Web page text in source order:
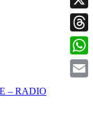
– RADIO
X